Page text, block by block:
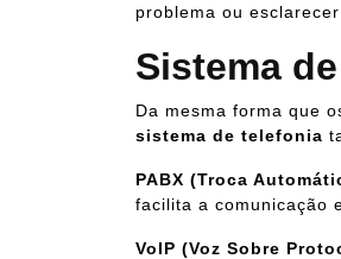
problema ou
Sistema
Da mesma forma que
sistema de telefonia
PABX (Troca
facilita a comunicação
VoIP (Voz Sobre